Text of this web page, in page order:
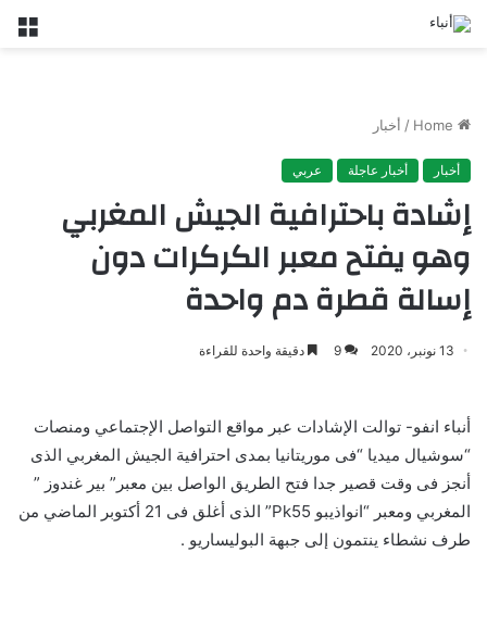
/ أخبار
أخبار أخبار عاجلة عربي
إشادة باحترافية الجيش المغربي
وهو يفتح معبر الكركرات دون
إسالة قطرة دم واحدة
13 نونبر، 2020 9 دقيقة واحدة للقراءة
أنباء انفو- توالت الإشادات عبر مواقع التواصل الإجتماعي ومنصات
“سوشيال ميديا “فى موريتانيا بمدى احترافية الجيش المغربي الذى
أنجز فى وقت قصير جدا فتح الطريق الواصل بين معبر” بير غندوز ”
المغربي ومعبر “انواذيبو Pk55” الذى أغلق فى 21 أكتوبر الماضي من
طرف نشطاء ينتمون إلى جبهة البوليساريو .